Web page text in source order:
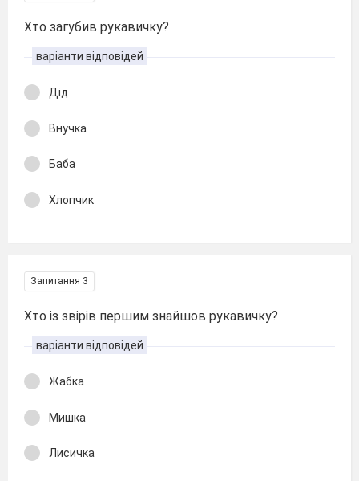
Хто загубив рукавичку?
варіанти відповідей
Дід
Внучка
Баба
Хлопчик
Запитання 3
Хто із звірів першим знайшов рукавичку?
варіанти відповідей
Жабка
Мишка
Лисичка